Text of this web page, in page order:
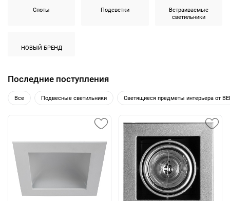
Споты Подсветки
Встраиваемые
светильники
НОВЫЙ БРЕНД
Последние поступления
Все Подвесные светильники Светящиеся предметы интерьера от